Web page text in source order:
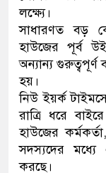
লক্ষ্যে।
সাধারণত বড়
হাউজের পূর্ব
অন্যান্য গুরুত্বপূর্ণ
হয়।
নিউ ইয়র্ক
রাত্রি ধরে
হাউজের
সদস্যদের মধ্যে
করছে।